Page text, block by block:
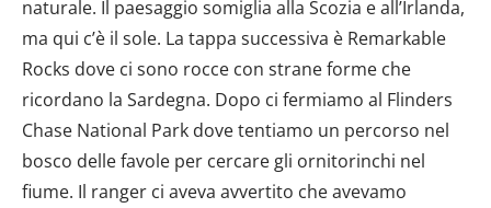
naturale. Il paesaggio somiglia alla Scozia e all’Irlanda,
ma qui c’è il sole. La tappa successiva è Remarkable
Rocks dove ci sono rocce con strane forme che
ricordano la Sardegna. Dopo ci fermiamo al Flinders
Chase National Park dove tentiamo un percorso nel
bosco delle favole per cercare gli ornitorinchi nel
fiume. Il ranger ci aveva avvertito che avevamo